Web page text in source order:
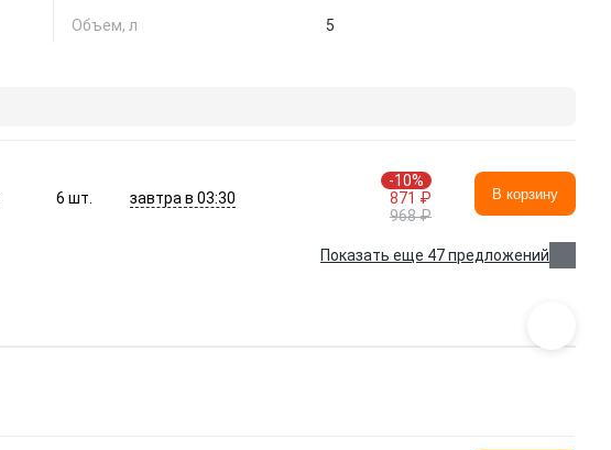
Объем, л
5
6шт. завтра в 03:30
-10%
871 ₽
968 ₽
В корзину
Показать еще 47 предложений